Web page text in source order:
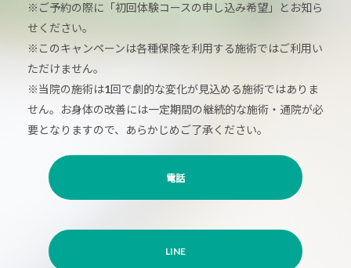
※ご予約の際に「初回体験コースの申し込み希望」とお知ら
せください。
※このキャンペーンは各種保険を利用する施術ではご利用い
ただけません。
※当院の施術は1回で劇的な変化が見込める施術ではありま
せん。お身体の改善には一定期間の継続的な施術・通院が必
要となりますので、あらかじめご了承ください。
電話
LINE